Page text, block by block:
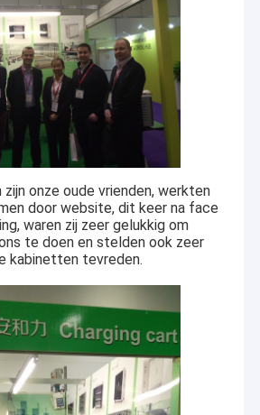
onze oude vrienden, werkten
door website, dit keer na face
waren zij zeer gelukkig om
te doen en stelden ook zeer
kabinetten tevreden.